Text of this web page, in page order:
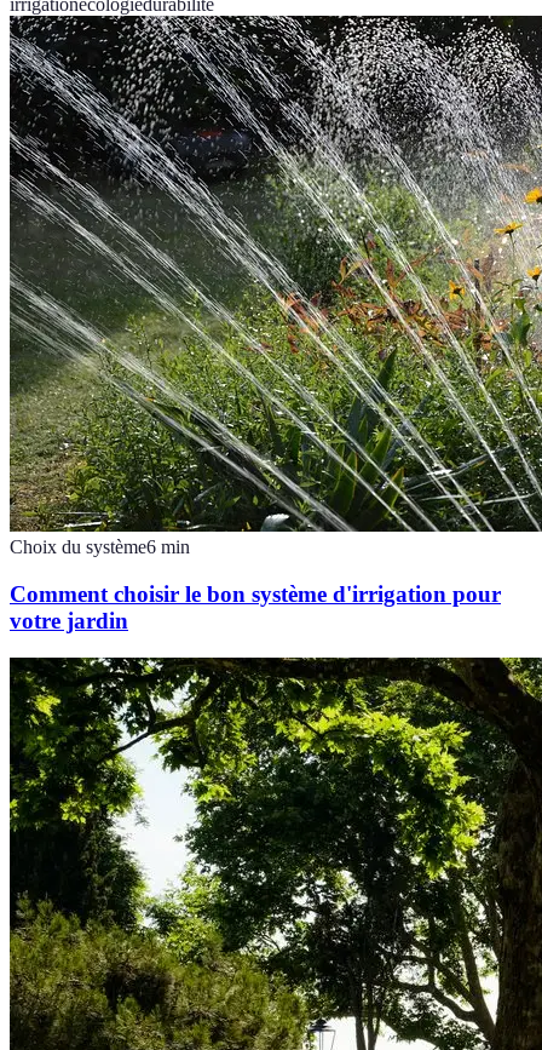
irrigationécologiedurabilité
Choix du système6 min
Comment choisir le bon système d'irrigation pour
votre jardin